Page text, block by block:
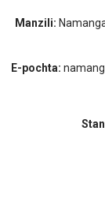
Manzili:
E-pochta: